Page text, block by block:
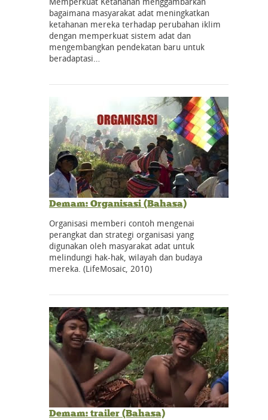
bagaimana masyarakat adat meningkatkan
ketahanan mereka terhadap perubahan iklim
dengan memperkuat sistem adat dan
mengembangkan pendekatan baru untuk
beradaptasi…
Demam: Organisasi (Bahasa)
Organisasi memberi contoh mengenai
perangkat dan strategi organisasi yang
digunakan oleh masyarakat adat untuk
melindungi hak-hak, wilayah dan budaya
mereka. (LifeMosaic, 2010)
Demam: trailer (Bahasa)